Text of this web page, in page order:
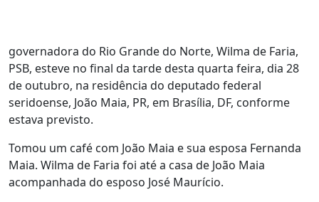
governadora do Rio Grande do Norte, Wilma de Faria,
PSB, esteve no final da tarde desta quarta feira, dia 28
de outubro, na residência do deputado federal
seridoense, João Maia, PR, em Brasília, DF, conforme
estava previsto.
Tomou um café com João Maia e sua esposa Fernanda
Maia. Wilma de Faria foi até a casa de João Maia
acompanhada do esposo José Maurício.